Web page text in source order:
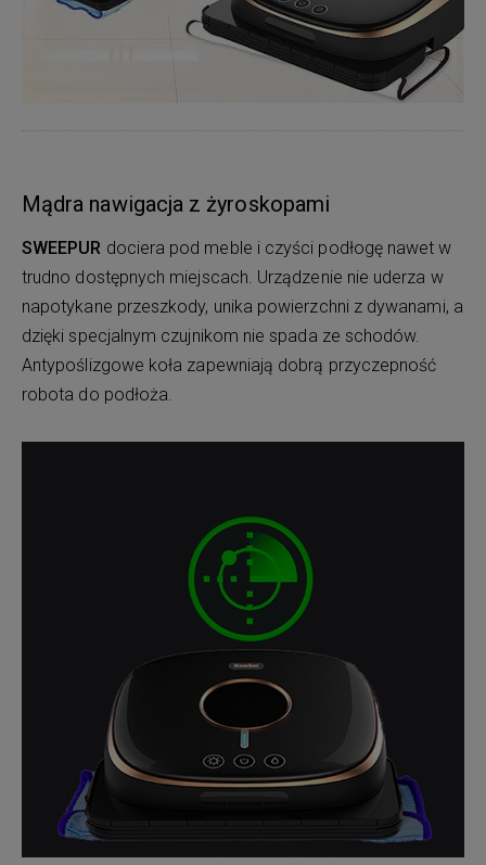
Mądra nawigacja z żyroskopami
SWEEPUR dociera pod meble i czyści podłogę nawet w
trudno dostępnych miejscach. Urządzenie nie uderza w
napotykane przeszkody, unika powierzchni z dywanami, a
dzięki specjalnym czujnikom nie spada ze schodów.
Antypoślizgowe koła zapewniają dobrą przyczepność
robota do podłoża.